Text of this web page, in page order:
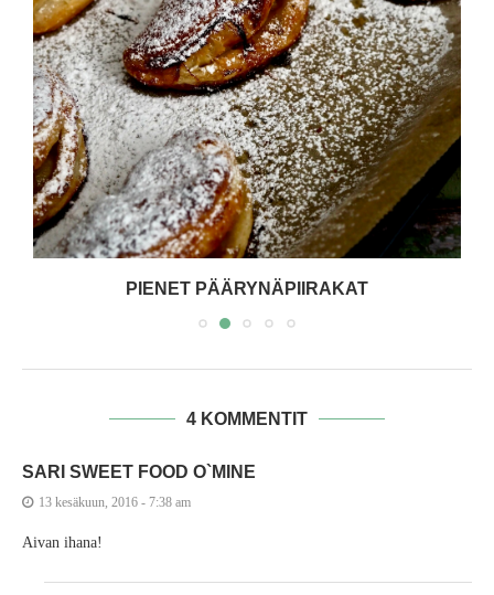
PIENET PÄÄRYNÄPIIRAKAT
4 KOMMENTIT
SARI SWEET FOOD O`MINE
13 kesäkuun, 2016 - 7:38 am
Aivan ihana!